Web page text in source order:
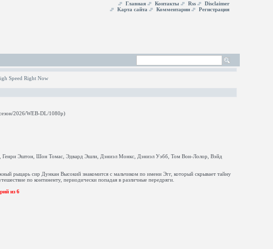
Главная Контакты Rss
Disclaimer
Карта сайта
Комментарии Регистрация
Генри Эштон, Шон Томас, Эдвард Эшли, Дэниэл Монкс, Дэниэл Уэбб, Том Вон-Лолор, Вэйд
рыцарь сир Дункан Высокий знакомится с мальчиком по имени Эгг, который скрывает тайну
по континенту, периодически попадая в различные передряги.
из 6